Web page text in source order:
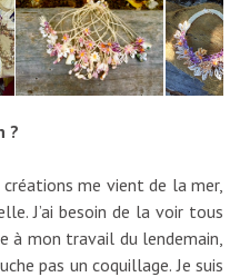
?
me vient de la mer,
J’ai besoin de la voir tous
à mon travail du lendemain,
pas un coquillage. Je suis